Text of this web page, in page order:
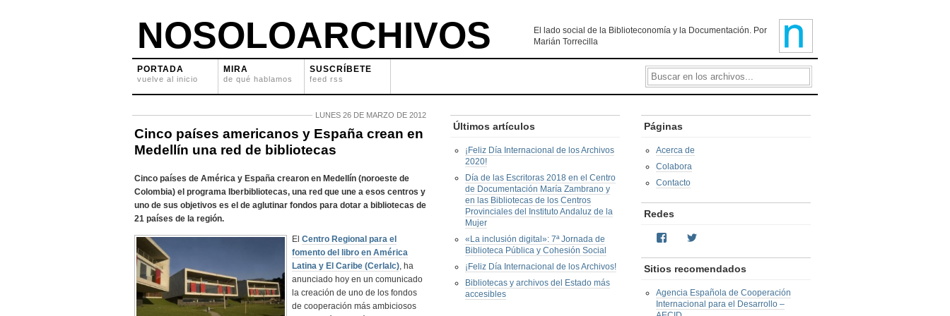
NOSOLOARCHIVOS
El lado social de la Biblioteconomía y la Documentación. Por
Marián Torrecilla
PORTADA
vuelve al inicio
MIRA
de qué hablamos
SUSCRÍBETE
feed rss
LUNES 26 DE MARZO DE 2012
Cinco países americanos y España crean en
Medellín una red de bibliotecas
Cinco países de América y España crearon en Medellín (noroeste de
Colombia) el programa Iberbibliotecas, una red que une a esos centros y
uno de sus objetivos es el de aglutinar fondos para dotar a bibliotecas de
21 países de la región.
El Centro Regional para el
fomento del libro en América
Latina y El Caribe (Cerlalc), ha
anunciado hoy en un comunicado
la creación de uno de los fondos
de cooperación más ambiciosos
Últimos artículos
¡Feliz Día Internacional de los Archivos
2020!
Día de las Escritoras 2018 en el Centro
de Documentación María Zambrano y
en las Bibliotecas de los Centros
Provinciales del Instituto Andaluz de la
Mujer
«La inclusión digital»: 7ª Jornada de
Biblioteca Pública y Cohesión Social
¡Feliz Día Internacional de los Archivos!
Bibliotecas y archivos del Estado más
accesibles
Páginas
Acerca de
Colabora
Contacto
Redes
Facebook
Sitios recomendados
Agencia Española de Cooperación
Internacional para el Desarrollo –